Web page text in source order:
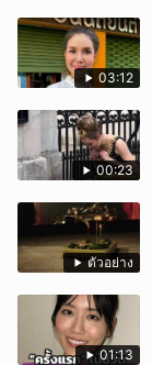
03:12
00:23
ตัวอย่าง
01:13